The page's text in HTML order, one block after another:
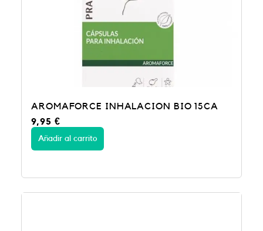
AROMAFORCE INHALACION BIO 15CA
9,95 €
Añadir al carrito